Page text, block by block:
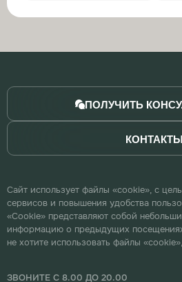
ПОЛУЧИТЬ
КОНТАКТЫ
Сайт использует файлы «cookie», с
сервисов и повышения удобства
«Cookie» представляют собой
информацию о предыдущих
не хотите использовать файлы
ЗВОНИТЕ С 8.00 ДО 20.00